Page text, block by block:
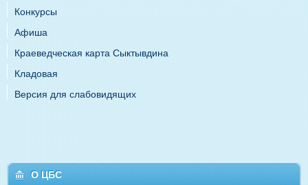
Конкурсы
Афиша
Краеведческая карта Сыктывдина
Кладовая
Версия для слабовидящих
О ЦБС